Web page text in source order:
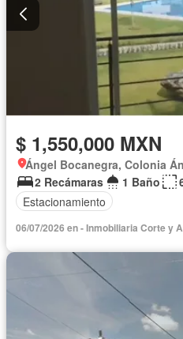
$ 1,550,000 MXN
Ángel Bocanegra, Colonia
2 Recámaras
1 Baño
Estacionamiento
06/07/2026 en - Inmobiliaria Corte y